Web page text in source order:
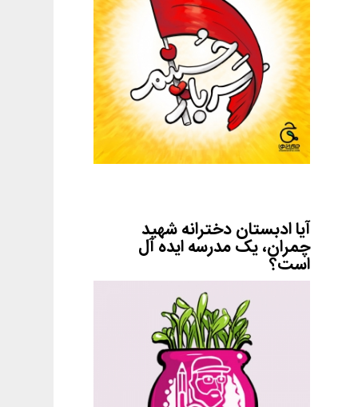
آیا ادبستان دخترانه شهید
چمران، یک مدرسه ایده آل
است؟